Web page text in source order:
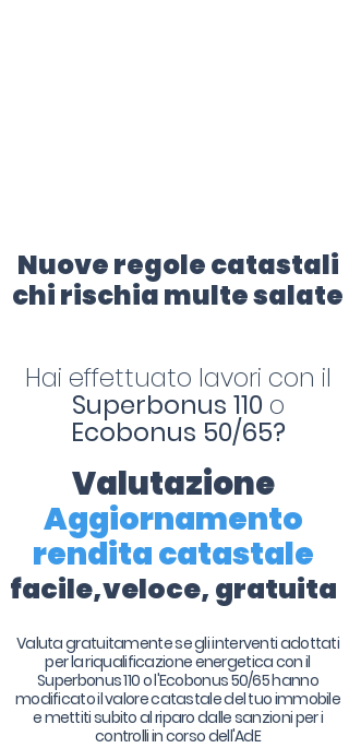
Nuove regole catastali
chi rischia multe salate
Hai effettuato lavori con il
Superbonus 110 o
Ecobonus 50/65?
Valutazione
Aggiornamento
rendita catastale
facile,veloce, gratuita
Valuta gratuitamente se gli interventi adottati
per la riqualificazione energetica con il
Superbonus 110 o l'Ecobonus 50/65 hanno
modificato il valore catastale del tuo immobile
e mettiti subito al riparo dalle sanzioni per i
controlli in corso dell'AdE